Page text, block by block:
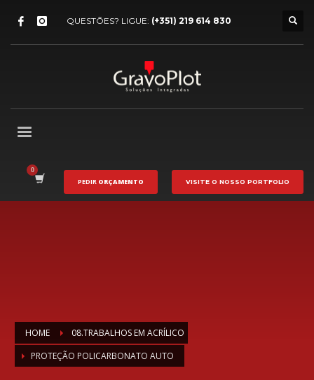
QUESTÕES? LIGUE: (+351) 219 614 830
PEDIR ORÇAMENTO VISITE O NOSSO PORTFOLIO
HOME
08.TRABALHOS EM ACRÍLICO
PROTEÇÃO POLICARBONATO AUTO